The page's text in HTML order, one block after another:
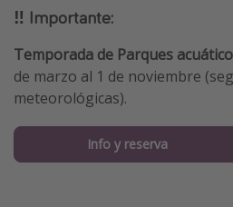
‼️ Importante:
Temporada de Parques
de marzo al 1 de noviembre
meteorológicas).
Info y reserva